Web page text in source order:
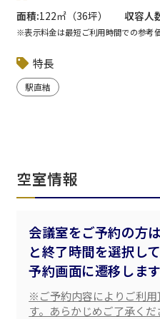
面積 122㎡（36坪） 収容人
※表示料金は最短ご利用時間での参考価
特長
駅直結
空室情報
会議室をご予約の方
と終了時間を選択し
予約画面に遷移します
※ご予約内容によりご利
す。あらかじめご了承くだ